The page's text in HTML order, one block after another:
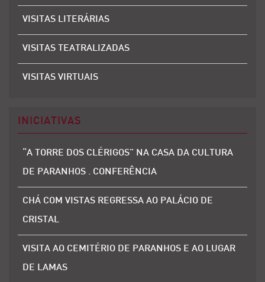
VISITAS LITERÁRIAS
VISITAS TEATRALIZADAS
VISITAS VIRTUAIS
INICIATIVAS
“A TORRE DOS CLÉRIGOS” NA CASA DA CULTURA
DE PARANHOS . CONFERÊNCIA
CHÁ COM VISTAS REGRESSA AO PALÁCIO DE
CRISTAL
VISITA AO CEMITÉRIO DE PARANHOS E AO LUGAR
DE LAMAS